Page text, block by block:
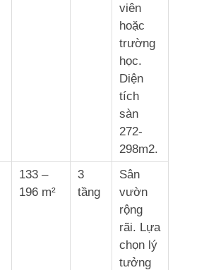
viên
hoặc
trường
học.
Diện
tích
sàn
272-
298m2.
133 –
196 m²
3
tầng
Sân
vườn
rộng
rãi. Lựa
chọn lý
tưởng